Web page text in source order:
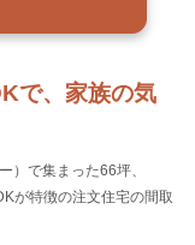
で、家族の気
）で集まった66坪、
が特徴の注文住宅の間取